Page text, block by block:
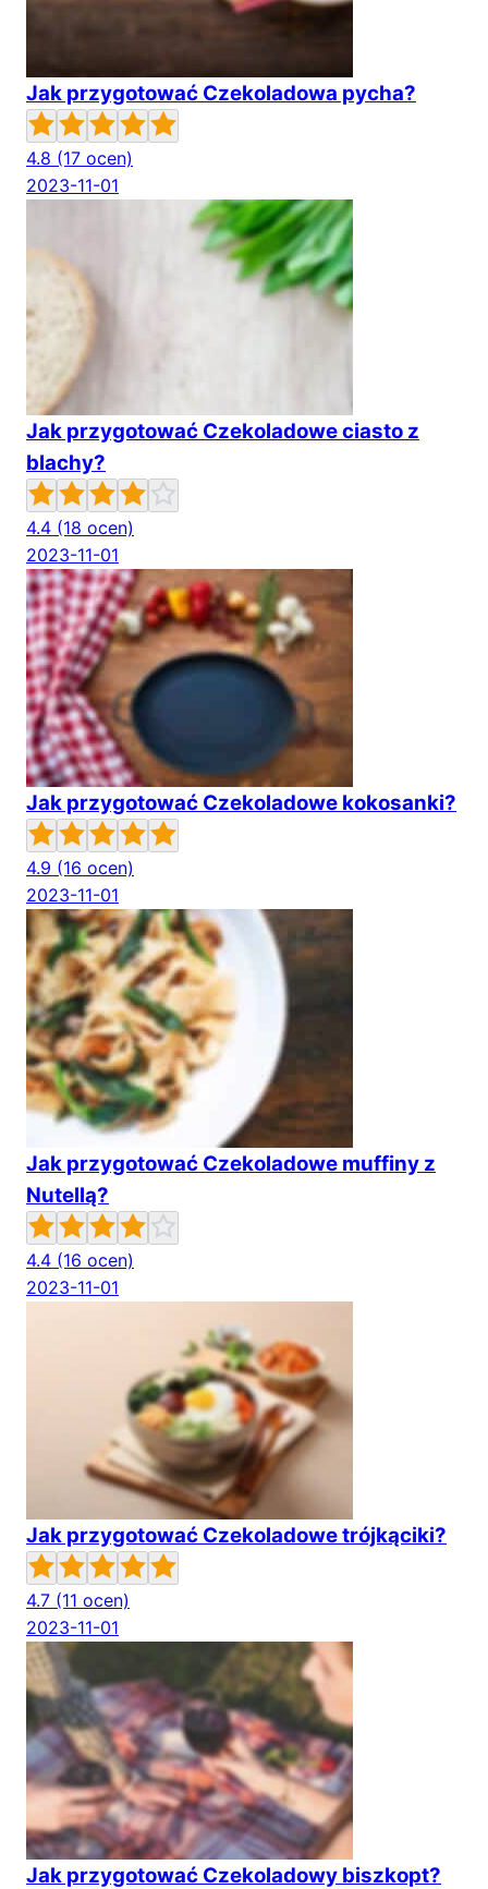
Jak przygotować Czekoladowa pycha?
4.8 (17 ocen)
2023-11-01
Jak przygotować Czekoladowe ciasto z
blachy?
4.4 (18 ocen)
2023-11-01
Jak przygotować Czekoladowe kokosanki?
4.9 (16 ocen)
2023-11-01
Jak przygotować Czekoladowe muffiny z
Nutellą?
4.4 (16 ocen)
2023-11-01
Jak przygotować Czekoladowe trójkąciki?
4.7 (11 ocen)
2023-11-01
Jak przygotować Czekoladowy biszkopt?